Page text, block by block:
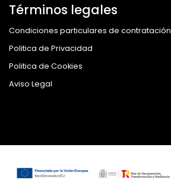
Términos legales
Condiciones particulares de contratación
Politica de Privacidad
Politica de Cookies
Aviso Legal